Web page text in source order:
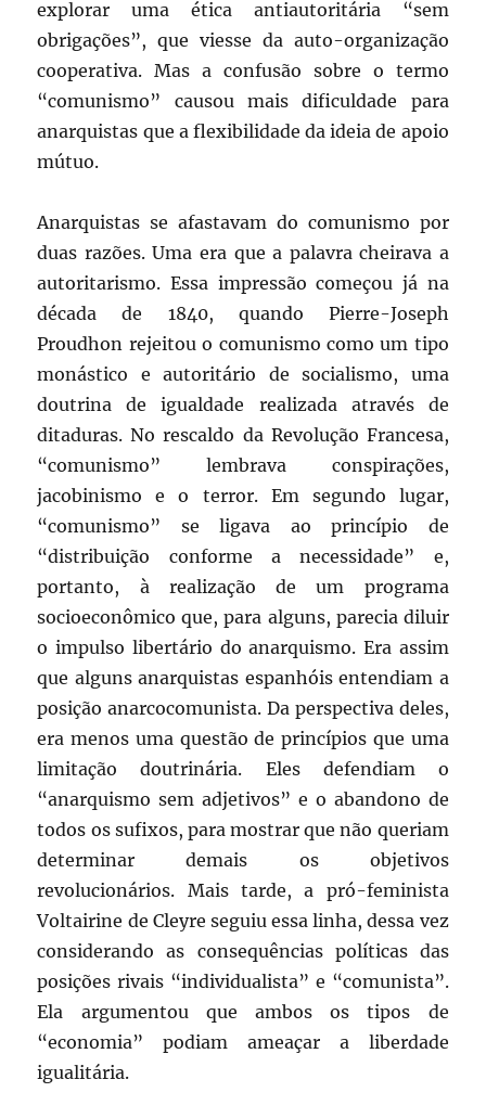
explorar uma ética antiautoritária “sem
obrigações”, que viesse da auto-organização
cooperativa. Mas a confusão sobre o termo
“comunismo” causou mais dificuldade para
anarquistas que a flexibilidade da ideia de apoio
mútuo.
Anarquistas se afastavam do comunismo por
duas razões. Uma era que a palavra cheirava a
autoritarismo. Essa impressão começou já na
década de 1840, quando Pierre-Joseph
Proudhon rejeitou o comunismo como um tipo
monástico e autoritário de socialismo, uma
doutrina de igualdade realizada através de
ditaduras. No rescaldo da Revolução Francesa,
“comunismo” lembrava conspirações,
jacobinismo e o terror. Em segundo lugar,
“comunismo” se ligava ao princípio de
“distribuição conforme a necessidade” e,
portanto, à realização de um programa
socioeconômico que, para alguns, parecia diluir
o impulso libertário do anarquismo. Era assim
que alguns anarquistas espanhóis entendiam a
posição anarcocomunista. Da perspectiva deles,
era menos uma questão de princípios que uma
limitação doutrinária. Eles defendiam o
“anarquismo sem adjetivos” e o abandono de
todos os sufixos, para mostrar que não queriam
determinar demais os objetivos
revolucionários. Mais tarde, a pró-feminista
Voltairine de Cleyre seguiu essa linha, dessa vez
considerando as consequências políticas das
posições rivais “individualista” e “comunista”.
Ela argumentou que ambos os tipos de
“economia” podiam ameaçar a liberdade
igualitária.